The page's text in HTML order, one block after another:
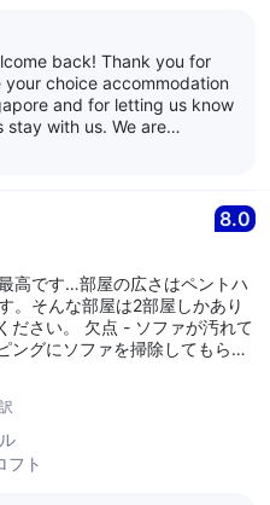
choice accommodation
and for letting us know
with us. We are
scintillating view from the
complex convenient. --
to you. All of us earnestly
remain your go-to lodging
state, and we sincerely
soon. We are at your
you for your valued
8.0
高です…部屋の広さはペントハ
。そんな部屋は2部屋しかあり
ファが汚れて
グにソファを掃除してもらう
…エアコンがベッドの真下にあ
た…しかし、幸いにも雨季で
い。しかし、食事を調達するの
MRTでたった2駅です…問題あ
ト